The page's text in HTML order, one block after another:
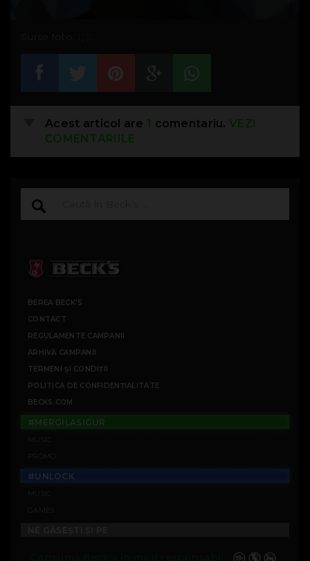
Surse foto:
Acest articol are 1 comentariu. VEZI
COMENTARIILE
BEREA BECK'S
CONTACT
REGULAMENTE CAMPANII
ARHIVĂ CAMPANII
TERMENI ȘI CONDIȚII
POLITICA DE CONFIDENȚIALITATE
BECKS.COM
#MERGILASIGUR
#UNLOCK
GAMES